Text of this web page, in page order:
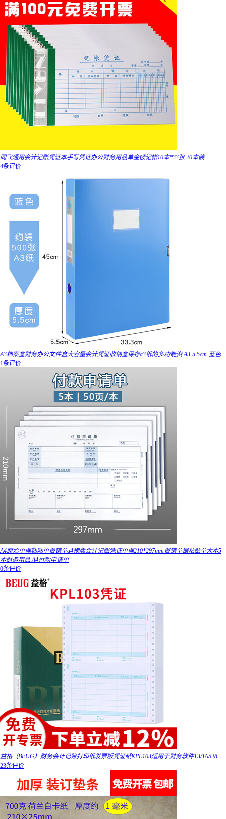
同飞通用会计记账凭证本手写凭证办公财务用品单金额记帐10本*33张 20本装
4条评价
A3档案盒财务办公文件盒大容量会计凭证收纳盒保存a3纸的多功能资 A3-5.5cm-蓝色
1条评价
A4原始单据粘贴单报销单a4横版会计记账凭证单据210*297mm报销单据粘贴单大本5
本财务用品 A4付款申请单
0条评价
益格（BEUG）财务会计记账打印纸发票版凭证纸KPL103适用于财务软件T3/T6/U8
23条评价